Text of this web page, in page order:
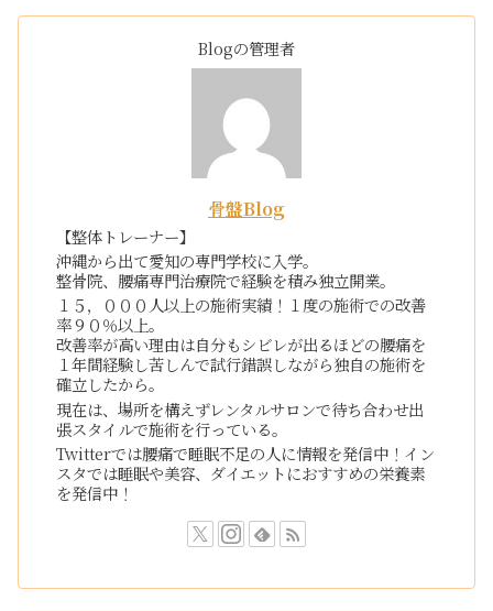
Blogの管理者
骨盤Blog
【整体トレーナー】
沖縄から出て愛知の専門学校に入学。
整骨院、腰痛専門治療院で経験を積み独立開業。
１５，０００人以上の施術実績！１度の施術での改善
率９０％以上。
改善率が高い理由は自分もシビレが出るほどの腰痛を
１年間経験し苦しんで試行錯誤しながら独自の施術を
確立したから。
現在は、場所を構えずレンタルサロンで待ち合わせ出
張スタイルで施術を行っている。
Twitterでは腰痛で睡眠不足の人に情報を発信中！イン
スタでは睡眠や美容、ダイエットにおすすめの栄養素
を発信中！